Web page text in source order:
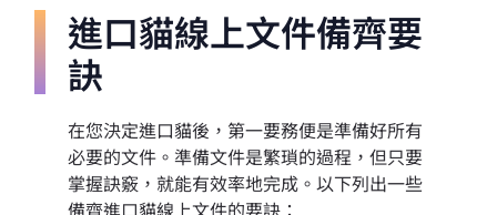
進口貓線上文件備齊要
訣
在您決定進口貓後，第一要務便是準備好所有
必要的文件。準備文件是繁瑣的過程，但只要
掌握訣竅，就能有效率地完成。以下列出一些
備齊進口貓線上文件的要訣：